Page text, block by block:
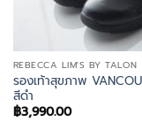
REBECCA LIM'S BY TALON
รองเท้าสุขภาพ
สีดำ
฿3,990.00